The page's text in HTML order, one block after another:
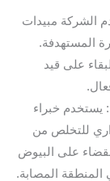
الشركة مبيدات
المستهدفة.
على قيد
يستخدم خبراء
للتخلص من
على البيوض
المنطقة المصابة.